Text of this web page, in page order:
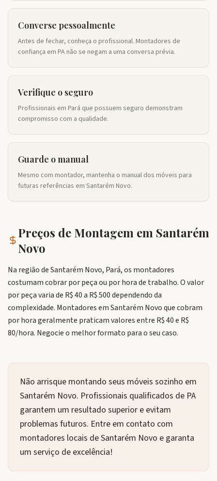
Converse pessoalmente
Antes de fechar, conheça o profissional. Montadores de
confiança em PA não se negam a uma conversa prévia.
Verifique o seguro
Profissionais em Pará que possuem seguro demonstram
compromisso com a qualidade.
Guarde o manual
Mesmo com montador, mantenha o manual dos móveis para
futuras referências em Santarém Novo.
Preços de Montagem em Santarém
Novo
Na região de Santarém Novo, Pará, os montadores
costumam cobrar por peça ou por hora de trabalho. O valor
por peça varia de R$ 40 a R$ 500 dependendo da
complexidade. Montadores em Santarém Novo que cobram
por hora geralmente praticam valores entre R$ 40 e R$
80/hora. Negocie o melhor formato para o seu caso.
Não arrisque montando seus móveis sozinho em
Santarém Novo. Profissionais qualificados de PA
garantem um resultado superior e evitam
problemas futuros. Entre em contato com
montadores locais de Santarém Novo e garanta
um serviço de excelência!